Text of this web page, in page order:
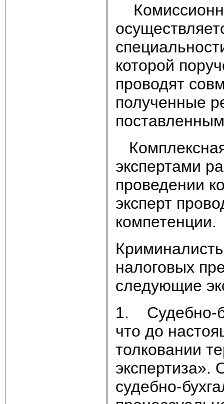
которой
проводят
полученные
экспертами
проведении
эксперт
компетенции.
налоговых
следующие
1. Судебно-
что до
толковании
экспертиза».
судебно-